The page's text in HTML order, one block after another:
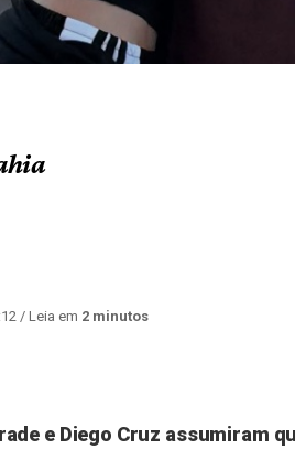
/ Leia em 2 minutos
e Diego Cruz assumiram